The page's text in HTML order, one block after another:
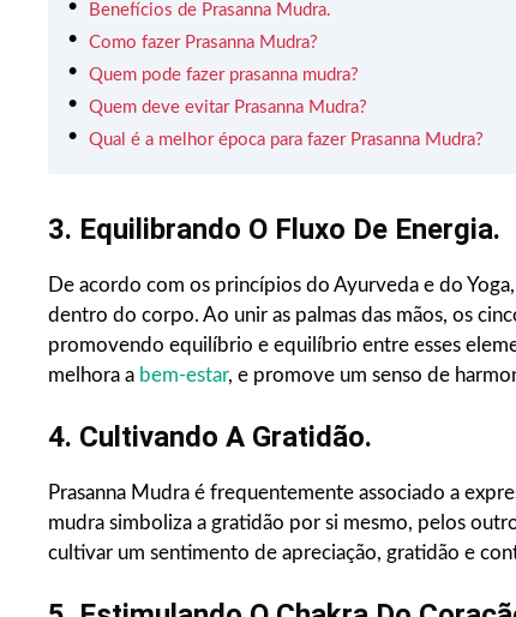
Benefícios de Prasanna Mudra.
Como fazer Prasanna Mudra?
Quem pode fazer prasanna mudra?
Quem deve evitar Prasanna Mudra?
Qual é a melhor época para fazer Prasanna Mudra?
3. Equilibrando O Fluxo De Energia.
De acordo com os princípios do Ayurveda e do Yoga,
dentro do corpo. Ao unir as palmas das mãos, os
promovendo equilíbrio e equilíbrio entre esses
melhora a bem-estar, e promove um senso de
4. Cultivando A Gratidão.
Prasanna Mudra é frequentemente associado a
mudra simboliza a gratidão por si mesmo, pelos
cultivar um sentimento de apreciação, gratidão e